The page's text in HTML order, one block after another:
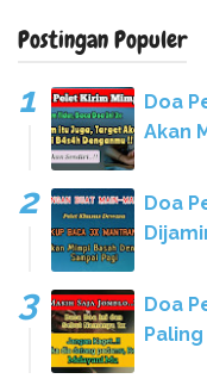
Postingan Populer
Doa
Akan
Doa
Doa